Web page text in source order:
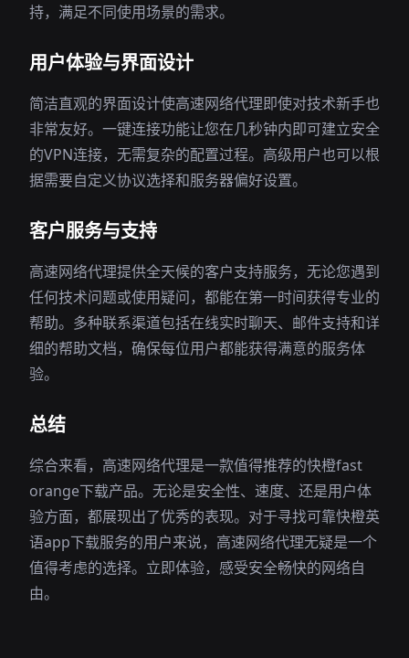
持，满足不同使用场景的需求。
用户体验与界面设计
简洁直观的界面设计使高速网络代理即使对技术新手也
非常友好。一键连接功能让您在几秒钟内即可建立安全
的VPN连接，无需复杂的配置过程。高级用户也可以根
据需要自定义协议选择和服务器偏好设置。
客户服务与支持
高速网络代理提供全天候的客户支持服务，无论您遇到
任何技术问题或使用疑问，都能在第一时间获得专业的
帮助。多种联系渠道包括在线实时聊天、邮件支持和详
细的帮助文档，确保每位用户都能获得满意的服务体
验。
总结
综合来看，高速网络代理是一款值得推荐的快橙fast
orange下载产品。无论是安全性、速度、还是用户体
验方面，都展现出了优秀的表现。对于寻找可靠快橙英
语app下载服务的用户来说，高速网络代理无疑是一个
值得考虑的选择。立即体验，感受安全畅快的网络自
由。